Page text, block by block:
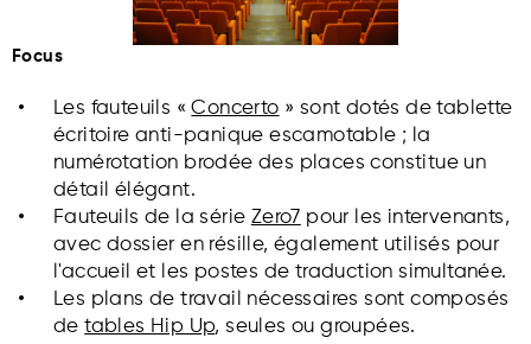
Focus
Les fauteuils «Concerto » sont dotés de tablette
écritoire anti-panique escamotable ; la
numérotation brodée des places constitue un
détail élégant.
Fauteuils de la série Zero7 pour les intervenants,
avec dossier en résille, également utilisés pour
l'accueil et les postes de traduction simultanée.
Les plans de travail nécessaires sont composés
detables Hip Up, seules ou groupées.